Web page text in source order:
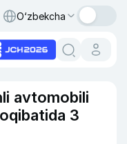
O‘zbekcha
avtomobili
3